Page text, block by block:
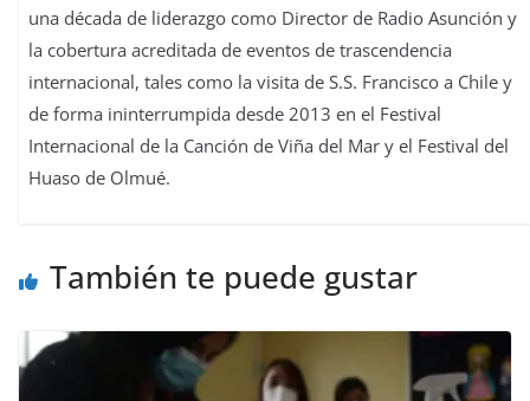
una década de liderazgo como Director de Radio Asunción y
la cobertura acreditada de eventos de trascendencia
internacional, tales como la visita de S.S. Francisco a Chile y
de forma ininterrumpida desde 2013 en el Festival
Internacional de la Canción de Viña del Mar y el Festival del
Huaso de Olmué.
También te puede gustar